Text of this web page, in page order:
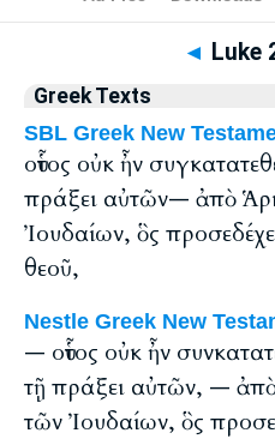
◄ Luke
Greek Texts
SBL Greek New
οὗτος οὐκ ἦν
πράξει αὐτῶν— ἀπὸ
Ἰουδαίων, ὃς
θεοῦ,
Nestle Greek New
— οὗτος οὐκ ἦν
τῇ πράξει αὐτῶν, —
τῶν Ἰουδαίων, ὃς